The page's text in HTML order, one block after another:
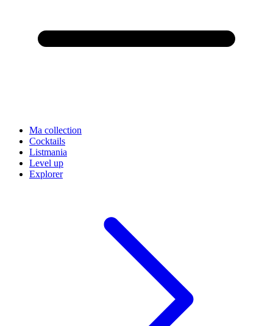
Ma collection
Cocktails
Listmania
Level up
Explorer